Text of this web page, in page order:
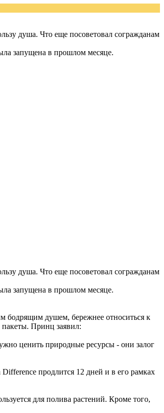
душа. Что еще посоветовал согражданам
запущена в прошлом месяце.
душа. Что еще посоветовал согражданам
запущена в прошлом месяце.
бодрящим душем, бережнее относиться к
Принц заявил:
ценить природные ресурсы - они залог
продлится 12 дней и в его рамках
для полива растений. Кроме того,